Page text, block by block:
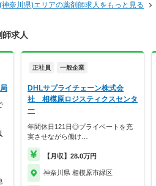
奈川県)エリアの薬剤師求人をもっと見る
求人
正社員 一般企業
DHLサプライチェーン株式会
社 相模原ロジスティクスセンタ
ー
年間休日121日◎プライベートを充
実させながら働け…
【月収】28.0万円
神奈川県 相模原市緑区